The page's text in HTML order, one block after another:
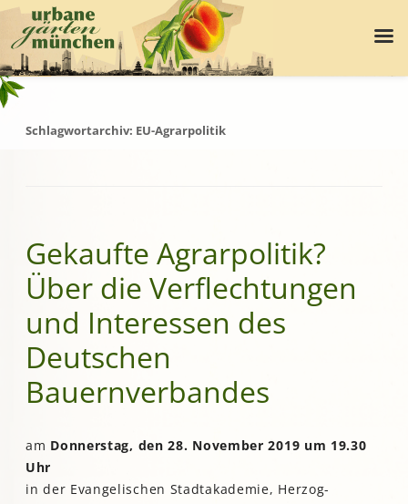
Schlagwortarchiv: EU-Agrarpolitik
Gekaufte Agrarpolitik?
Über die Verflechtungen
und Interessen des
Deutschen
Bauernverbandes
am Donnerstag, den 28. November 2019 um 19.30
Uhr
in der Evangelischen Stadtakademie, Herzog-